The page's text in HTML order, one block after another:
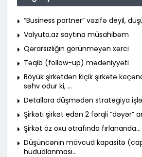
“Business partner” vəzifə deyil,
Valyuta.az saytına müsahibəm
Qərarsızlığın görünməyən xərci
Təqib (follow-up) mədəniyyəti
Böyük şirkətdən kiçik şirkətə
səhv odur ki, …
Detallara düşmədən strategiya
Şirkəti şirkət edən 2 fərqli “dəyər”
Şirkət öz oxu ətrafında fırlananda…
Düşüncənin mövcud kapasitə
hüdudlanması…